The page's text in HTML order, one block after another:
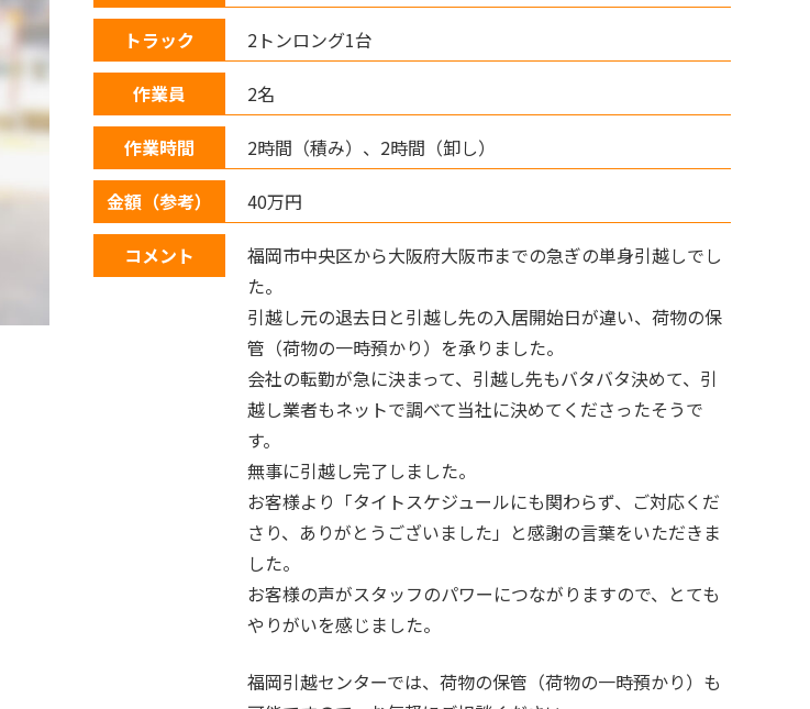
トラック 2トンロング1台
作業員 2名
作業時間 2時間（積み）、2時間（卸し）
金額（参考） 40万円
コメント
福岡市中央区から大阪府大阪市までの急ぎの単身引越しでし
た。
引越し元の退去日と引越し先の入居開始日が違い、荷物の保
管（荷物の一時預かり）を承りました。
会社の転勤が急に決まって、引越し先もバタバタ決めて、引
越し業者もネットで調べて当社に決めてくださったそうで
す。
無事に引越し完了しました。
お客様より「タイトスケジュールにも関わらず、ご対応くだ
さり、ありがとうございました」と感謝の言葉をいただきま
した。
お客様の声がスタッフのパワーにつながりますので、とても
やりがいを感じました。
福岡引越センターでは、荷物の保管（荷物の一時預かり）も